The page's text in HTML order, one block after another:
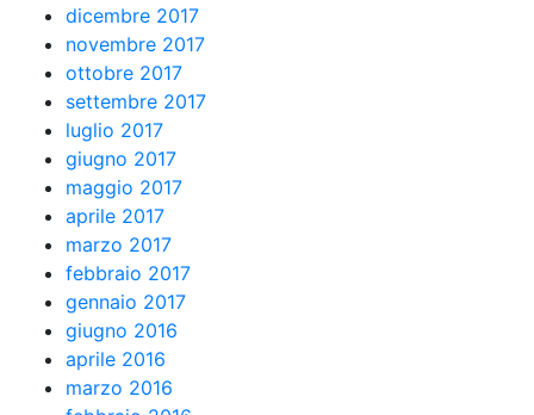
dicembre 2017
novembre 2017
ottobre 2017
settembre 2017
luglio 2017
giugno 2017
maggio 2017
aprile 2017
marzo 2017
febbraio 2017
gennaio 2017
giugno 2016
aprile 2016
marzo 2016